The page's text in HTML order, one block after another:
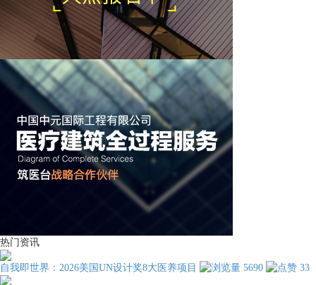
热门资讯
自我即世界：2026美国UN设计奖8大医养项目 5690 33